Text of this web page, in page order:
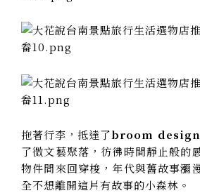
拖著行李，抵達了broom design
了微文藝聚落， 彷彿時間靜止般的
物件間來回穿梭，年代與舊故事瀰
全不想離開這片有故事的小森林。